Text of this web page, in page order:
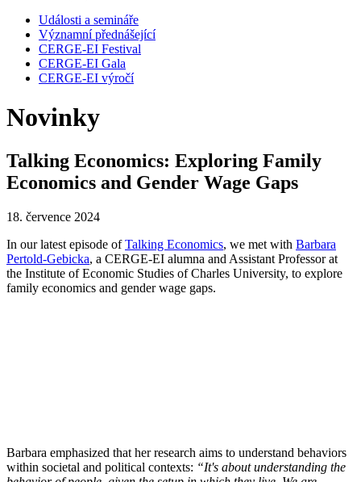
Události a semináře
Významní přednášející
CERGE-EI Festival
CERGE-EI Gala
CERGE-EI výročí
Novinky
Talking Economics: Exploring Family
Economics and Gender Wage Gaps
18. července 2024
In our latest episode ofTalking Economics, we met with Barbara
Pertold-Gebicka, a CERGE-EI alumna and Assistant Professor at
the Institute of Economic Studies of Charles University, to explore
family economics and gender wage gaps.
Barbara emphasized that her research aims to understand behaviors
within societal and political contexts: “It's about understanding the